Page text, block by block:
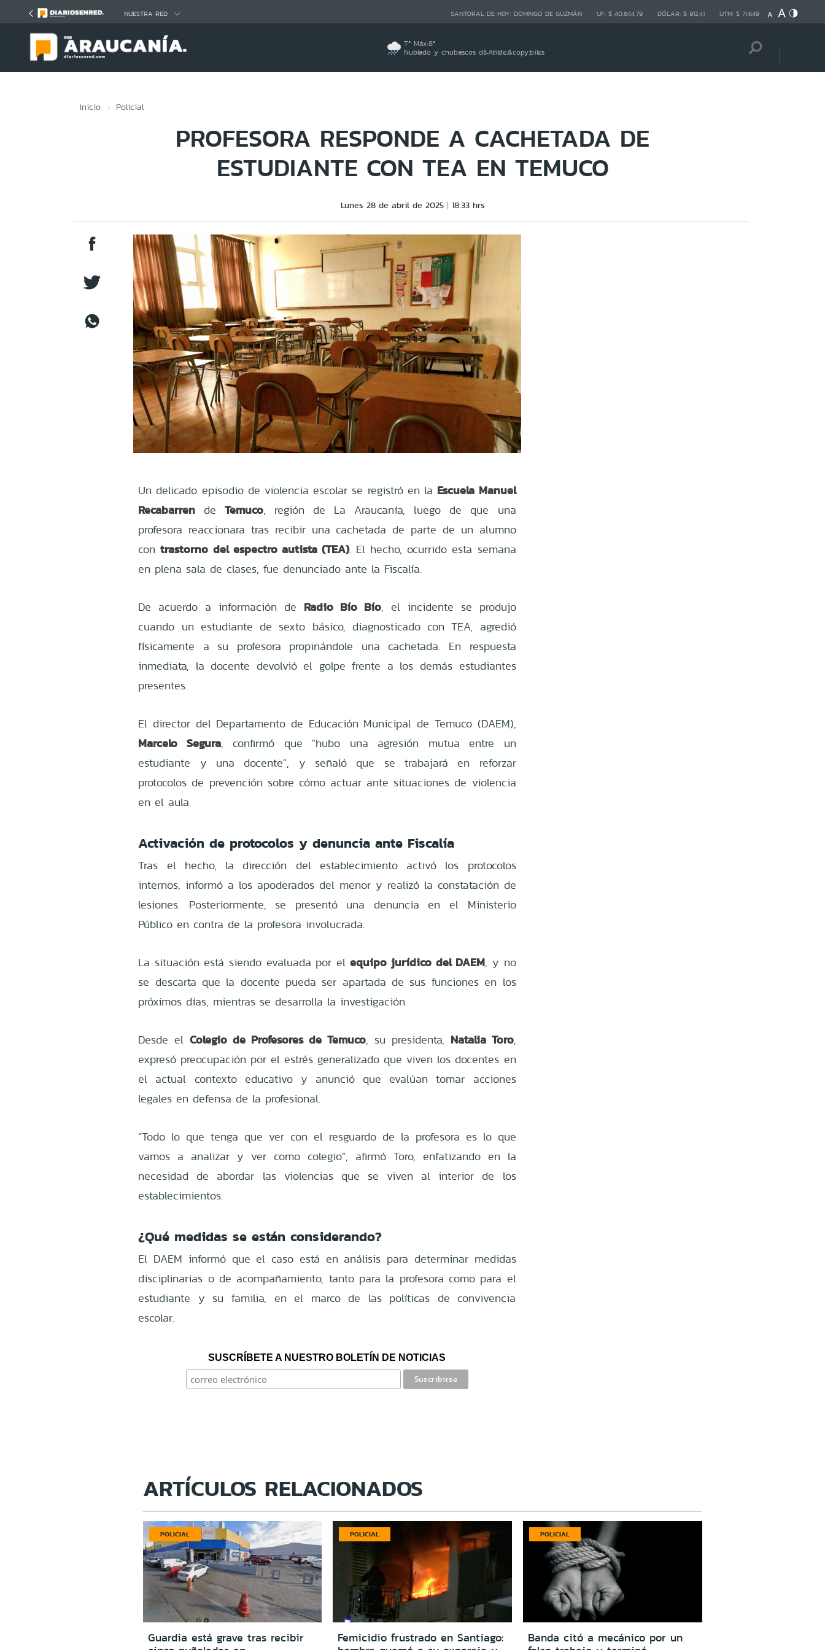
NUESTRA RED SANTORAL DE HOY: DOMINGO DE GUZMÁN UF: $ 40.844,79 DÓLAR: $ 912,41 UTM: $ 71.649
Tª Máx:8º
Nublado y chubascos d&Atilde;&copy;biles
Inicio Policial
PROFESORA RESPONDE A CACHETADA DE
ESTUDIANTE CON TEA EN TEMUCO
Lunes 28 de abril de 2025 18:33 hrs
Un delicado episodio de violencia escolar se registró en la Escuela Manuel
Recabarren deTemuco, región de La Araucanía, luego de que una
profesora reaccionara tras recibir una cachetada de parte de un alumno
contrastorno del espectro autista (TEA). El hecho, ocurrido esta semana
en plena sala de clases, fue denunciado ante la Fiscalía.
De acuerdo a información de Radio Bío Bío, el incidente se produjo
cuando un estudiante de sexto básico, diagnosticado con TEA, agredió
físicamente a su profesora propinándole una cachetada. En respuesta
inmediata, la docente devolvió el golpe frente a los demás estudiantes
presentes.
El director del Departamento de Educación Municipal de Temuco (DAEM),
Marcelo Segura, confirmó que "hubo una agresión mutua entre un
estudiante y una docente", y señaló que se trabajará en reforzar
protocolos de prevención sobre cómo actuar ante situaciones de violencia
en el aula.
Activación de protocolos y denuncia ante Fiscalía
Tras el hecho, la dirección del establecimiento activó los protocolos
internos, informó a los apoderados del menor y realizó la constatación de
lesiones. Posteriormente, se presentó una denuncia en el Ministerio
Público en contra de la profesora involucrada.
La situación está siendo evaluada por elequipo jurídico del DAEM, y no
se descarta que la docente pueda ser apartada de sus funciones en los
próximos días, mientras se desarrolla la investigación.
Desde elColegio de Profesores de Temuco, su presidenta, Natalia Toro,
expresó preocupación por el estrés generalizado que viven los docentes en
el actual contexto educativo y anunció que evalúan tomar acciones
legales en defensa de la profesional.
“Todo lo que tenga que ver con el resguardo de la profesora es lo que
vamos a analizar y ver como colegio”, afirmó Toro, enfatizando en la
necesidad de abordar las violencias que se viven al interior de los
establecimientos.
¿Qué medidas se están considerando?
El DAEM informó que el caso está en análisis para determinar medidas
disciplinarias o de acompañamiento, tanto para la profesora como para el
estudiante y su familia, en el marco de las políticas de convivencia
escolar.
SUSCRÍBETE A NUESTRO BOLETÍN DE NOTICIAS
ARTÍCULOS RELACIONADOS
POLICIAL
Guardia está grave tras recibir
POLICIAL
Femicidio frustrado en Santiago:
POLICIAL
Banda citó a mecánico por un